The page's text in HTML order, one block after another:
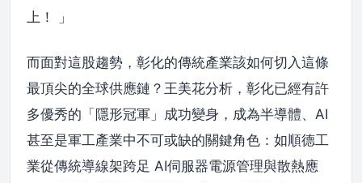
上！ 」
而面對這股趨勢，彰化的傳統產業該如何切入這條
最頂尖的全球供應鏈？王美花分析，彰化已經有許
多優秀的「隱形冠軍」成功變身，成為半導體、AI
甚至是軍工產業中不可或缺的關鍵角色：如順德工
業從傳統導線架跨足 AI伺服器電源管理與散熱應